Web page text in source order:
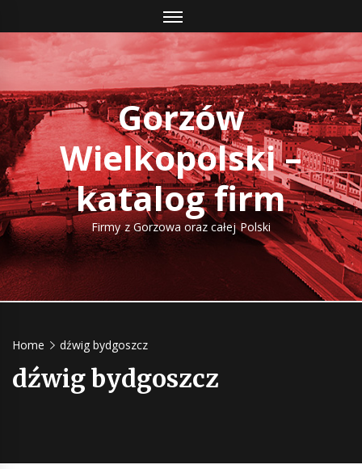
to
content
Gorzów
Wielkopolski –
katalog firm
Firmy z Gorzowa oraz całej Polski
Home dźwig bydgoszcz
dźwig bydgoszcz